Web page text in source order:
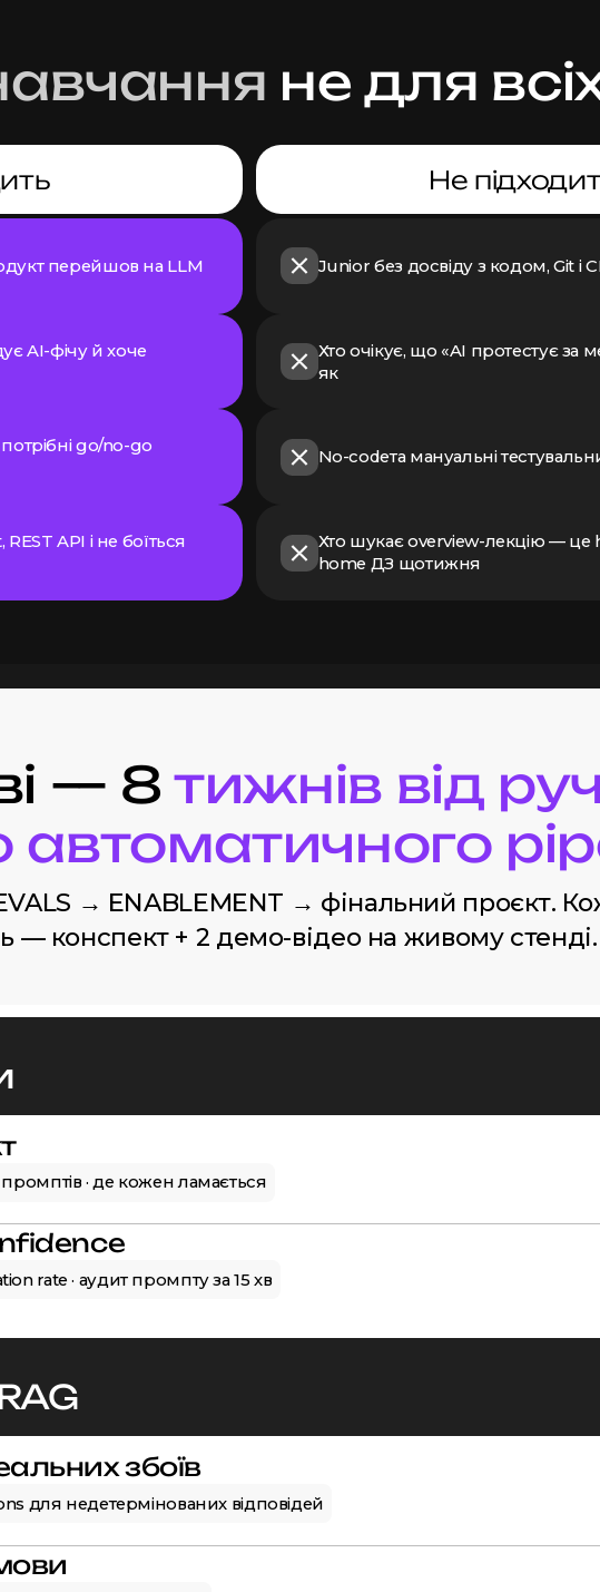
не для
перейшов на LLM
AI-фічу й хоче
go/no-go
API і не боїться
Не
Junior без досвіду з кодом, Git і
Хто очікує, що «AI протестує за
як
No-codeта мануальні
Хто шукає overview-лекцію — це
home ДЗ щотижня
— 8тижнів від
автоматичного
→ ENABLEMENT → фінальний проєкт.
— конспект + 2 демо-відео на живому стенді.
· де кожен ламається
rate · аудит промпту за 15 хв
збоїв
для недетермінованих відповідей